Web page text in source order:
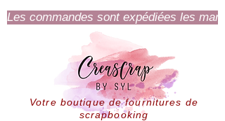
Les commandes sont expédiées les
Votre boutique de fournitures de
scrapbooking